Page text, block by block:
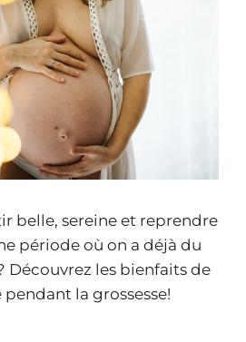
belle, sereine et reprendre
période où on a déjà du
Découvrez les bienfaits de
la grossesse!